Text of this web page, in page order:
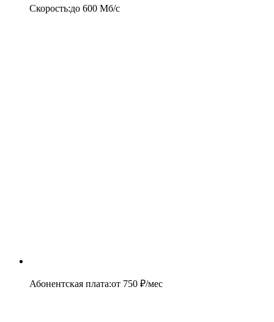
Скорость:до 600 Мб/c
Абонентская плата:от 750 ₽/мес